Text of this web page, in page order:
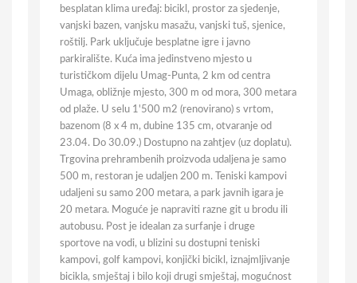
besplatan klima uređaj: bicikl, prostor za sjedenje,
vanjski bazen, vanjsku masažu, vanjski tuš, sjenice,
roštilj. Park uključuje besplatne igre i javno
parkiralište. Kuća ima jedinstveno mjesto u
turističkom dijelu Umag-Punta, 2 km od centra
Umaga, obližnje mjesto, 300 m od mora, 300 metara
od plaže. U selu 1'500 m2 (renovirano) s vrtom,
bazenom (8 x 4 m, dubine 135 cm, otvaranje od
23.04. Do 30.09.) Dostupno na zahtjev (uz doplatu).
Trgovina prehrambenih proizvoda udaljena je samo
500 m, restoran je udaljen 200 m. Teniski kampovi
udaljeni su samo 200 metara, a park javnih igara je
20 metara. Moguće je napraviti razne git u brodu ili
autobusu. Post je idealan za surfanje i druge
sportove na vodi, u blizini su dostupni teniski
kampovi, golf kampovi, konjički bicikl, iznajmljivanje
bicikla, smještaj i bilo koji drugi smještaj, mogućnost